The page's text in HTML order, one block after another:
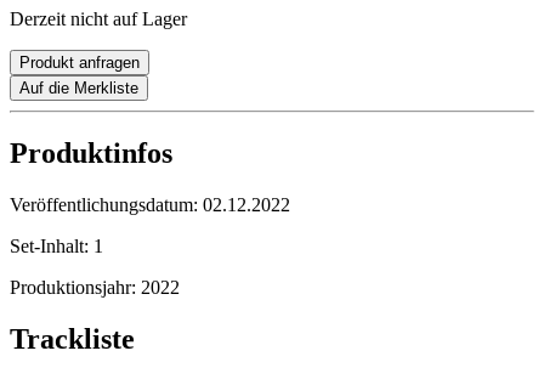
Derzeit nicht auf Lager
Produkt anfragen
Auf die Merkliste
Produktinfos
Veröffentlichungsdatum: 02.12.2022
Set-Inhalt: 1
Produktionsjahr: 2022
Trackliste